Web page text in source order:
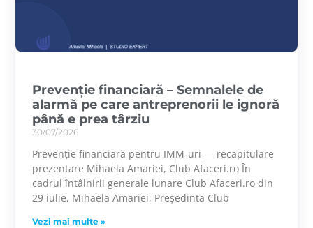
Prevenție financiară – Semnalele de
alarmă pe care antreprenorii le ignoră
până e prea târziu
30/07/2026
Prevenție financiară pentru IMM-uri — recapitulare
prezentare Mihaela Amariei, Club Afaceri.ro În
cadrul întâlnirii generale lunare Club Afaceri.ro din
29 iulie, Mihaela Amariei, Președinta Club
Vezi mai multe »